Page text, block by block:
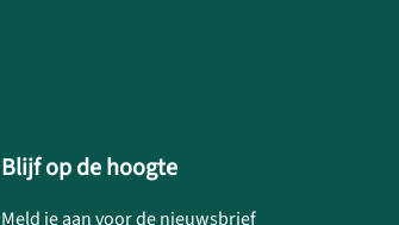
Blijf op de hoogte
Meld je aan voor de nieuwsbrief